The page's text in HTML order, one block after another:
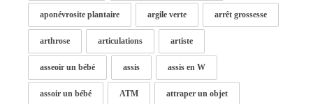
aponévrosite plantaire argile verte arrêt grossesse
arthrose articulations artiste
asseoir un bébé assis assis en W
assoir un bébé ATM attraper un objet